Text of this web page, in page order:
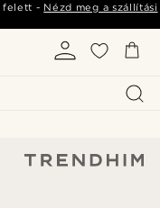
felett - Nézd meg a szállítási